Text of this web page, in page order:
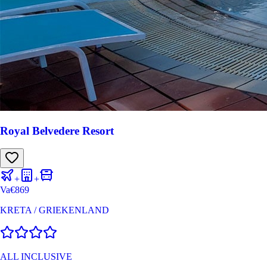
Royal Belvedere Resort
+
+
Va€869
KRETA /GRIEKENLAND
ALL INCLUSIVE